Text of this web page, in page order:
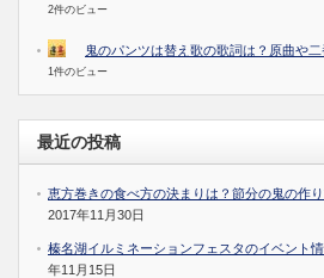
2件のビュー
鬼のパンツは替え歌の歌詞は？原曲や二
1件のビュー
最近の投稿
恵方巻きの食べ方の決まりは？節分の鬼の作
2017年11月30日
榛名湖イルミネーションフェスタのイベント
年11月15日